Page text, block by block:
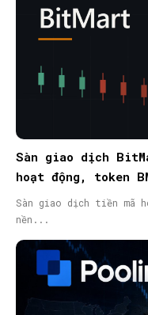
Sàn giao dịch
hoạt động, token
Sàn giao dịch tiền mã
nền...